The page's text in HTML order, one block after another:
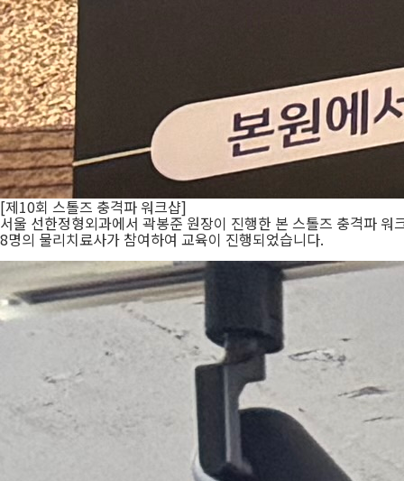
[제10회 스톨즈 충격파 워크샵]
서울 선한정형외과에서 곽봉준 원장이 진행한 본 스톨즈 충격파
8명의 물리치료사가 참여하여 교육이 진행되었습니다.